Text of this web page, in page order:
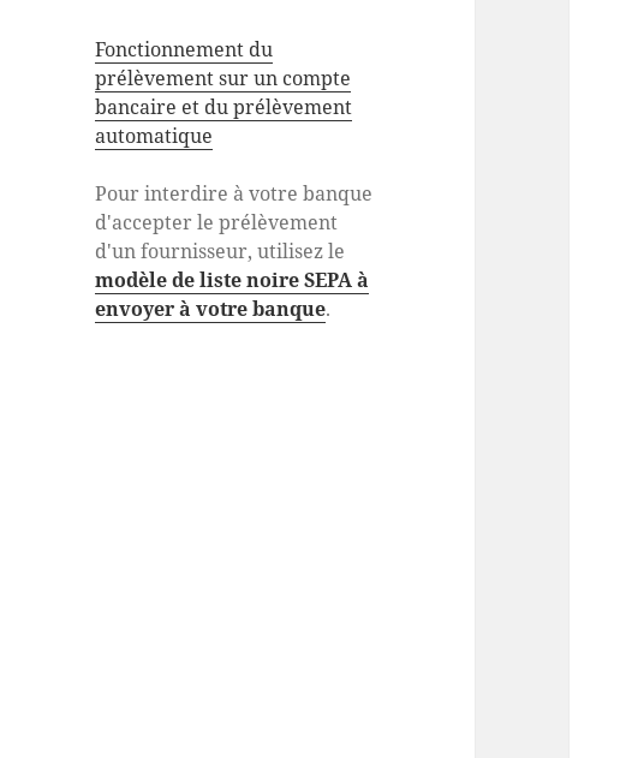
Fonctionnement du
prélèvement sur un compte
bancaire et du prélèvement
automatique
Pour interdire à votre banque
d'accepter le prélèvement
d'un fournisseur, utilisez le
modèle de liste noire SEPA à
envoyer à votre banque.